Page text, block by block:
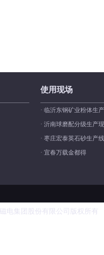
使用现场
· 临沂东钢矿业粉体生
· 沂南球磨配分级生产
· 枣庄宏泰英石砂生产
· 宜春万载金都得
电集团股份有限公司版权所